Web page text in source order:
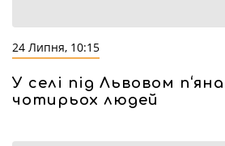
24 Липня, 10:15
У селі під Львовом
чотирьох людей